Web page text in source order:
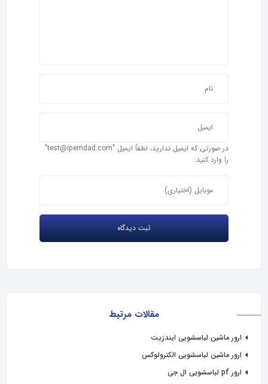
مقالات مرتبط
ارور ماشین لباسشویی ایندزیت
ارور ماشین لباسشویی الکترولوکس
ارور pf لباسشویی ال جی
در صورتی که ایمیل ندارید، لطفاً ایمیل "test@ipemdad.com"
را وارد کنید.